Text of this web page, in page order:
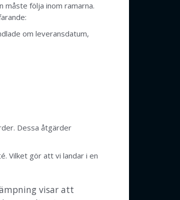
följa inom ramarna.
om leveransdatum,
Dessa åtgärder
Vilket gör att vi landar i en
visar att